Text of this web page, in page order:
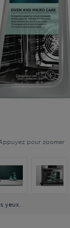
pour zoomer
yeux.